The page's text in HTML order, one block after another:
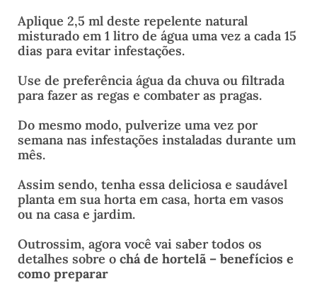
Aplique 2,5 ml deste repelente natural
misturado em 1 litro de água uma vez a cada 15
dias para evitar infestações.
Use de preferência água da chuva ou filtrada
para fazer as regas e combater as pragas.
Do mesmo modo, pulverize uma vez por
semana nas infestações instaladas durante um
mês.
Assim sendo, tenha essa deliciosa e saudável
planta em sua horta em casa, horta em vasos
ou na casa e jardim.
Outrossim, agora você vai saber todos os
detalhes sobre o chá de hortelã – benefícios e
como preparar